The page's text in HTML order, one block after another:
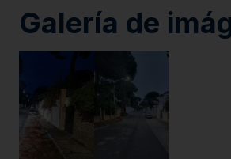
Galería de